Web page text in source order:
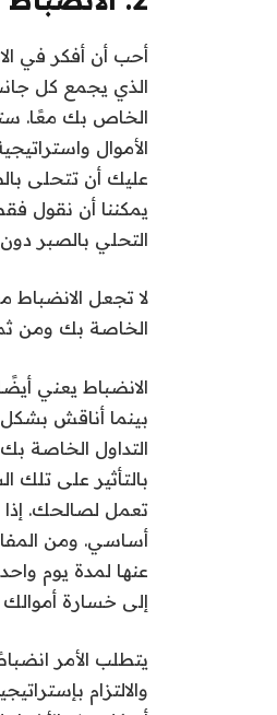
أحب أن أفكر في
الذي يجمع كل
الخاص بك معًا.
الأموال
عليك أن تتحلى
يمكننا أن نقول
التحلي بالصبر
لا تجعل الانضباط
الخاصة بك ومن ثم
الانضباط يعني
بينما أناقش بشكل
التداول الخاصة
بالتأثير على تلك
تعمل لصالحك.
أساسي. ومن
عنها لمدة يوم
إلى خسارة
يتطلب الأمر
والالتزام